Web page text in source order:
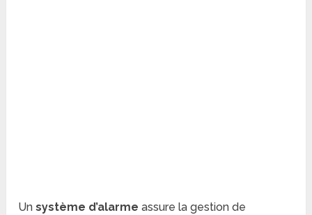
Unsystème d’alarme assure la gestion de